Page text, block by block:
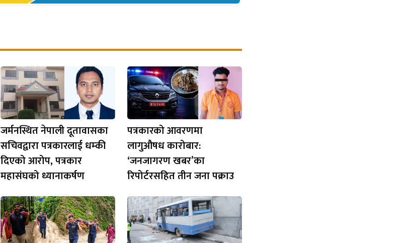
जर्मनस्थित नेपाली दूतावासका
सचिवद्वारा पत्रकारलाई धम्की
दिएको आरोप, पत्रकार
महासंघको ध्यानाकर्षण
पत्रकारको आवरणमा
लागुऔषध कारोबार:
‘जनजागरण खबर’का
रिपोर्टरसहित तीन जना पक्राउ